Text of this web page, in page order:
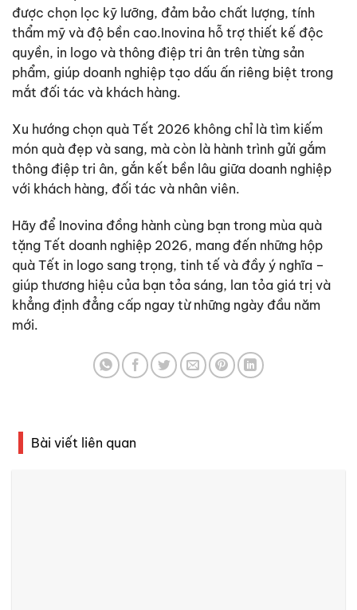
được chọn lọc kỹ lưỡng, đảm bảo chất lượng, tính
thẩm mỹ và độ bền cao.Inovina hỗ trợ thiết kế độc
quyền, in logo và thông điệp tri ân trên từng sản
phẩm, giúp doanh nghiệp tạo dấu ấn riêng biệt trong
mắt đối tác và khách hàng.
Xu hướng chọn quà Tết 2026 không chỉ là tìm kiếm
món quà đẹp và sang, mà còn là hành trình gửi gắm
thông điệp tri ân, gắn kết bền lâu giữa doanh nghiệp
với khách hàng, đối tác và nhân viên.
Hãy để Inovina đồng hành cùng bạn trong mùa quà
tặng Tết doanh nghiệp 2026, mang đến những hộp
quà Tết in logo sang trọng, tinh tế và đầy ý nghĩa –
giúp thương hiệu của bạn tỏa sáng, lan tỏa giá trị và
khẳng định đẳng cấp ngay từ những ngày đầu năm
mới.
Bài viết liên quan